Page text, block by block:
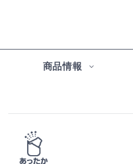
商品情報